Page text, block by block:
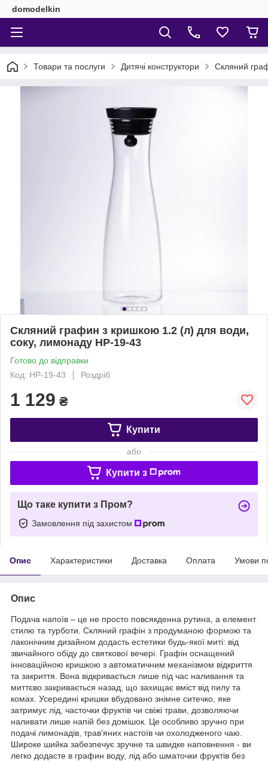
domodelkin
Товари та послуги Дитячі конструктори Скляний
Скляний графин з кришкою 1.2 (л) для води,
соку, лимонаду HP-19-43
Готово до відправки
Код: HP-19-43
Роздріб
1 129 ₴
Купити
або
Купити з
Що таке купити з Пром?
Замовлення під захистом
Опис Характеристики Доставка Оплата Умови
Опис
Подача напоїв – це не просто повсякденна рутина, а елемент
стилю та турботи. Скляний графін з продуманою формою та
лаконічним дизайном додасть естетики будь-якої миті: від
звичайного обіду до святкової вечері. Графін оснащений
інноваційною кришкою з автоматичним механізмом відкриття
та закриття. Вона відкривається лише під час наливання та
миттєво закривається назад, що захищає вміст від пилу та
комах. Усередині кришки вбудовано знімне ситечко, яке
затримує лід, часточки фруктів чи свіжі трави, дозволяючи
наливати лише напій без домішок. Це особливо зручно при
подачі лимонадів, трав'яних настоїв чи охолодженого чаю.
Широке шийка забезпечує зручне та швидке наповнення - ви
легко додасте в графин воду, лід або шматочки фруктів без